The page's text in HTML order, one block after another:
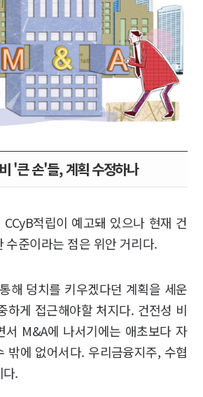
'큰 손'들, 계획 수정하나
적립이 예고돼 있으나 현재 건
수준이라는 점은 위안 거리다.
해 덩치를 키우겠다던 계획을 세운
하게 접근해야할 처지다. 건전성 비
서 M&A에 나서기에는 애초보다 자
밖에 없어서다. 우리금융지주, 수협
.